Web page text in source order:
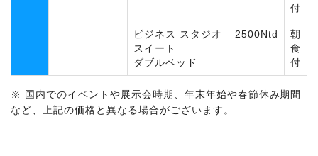
付
ビジネス スタジオ
スイート
ダブルベッド
2500Ntd
朝
食
付
※ 国内でのイベントや展示会時期、年末年始や春節休み期間
など、上記の価格と異なる場合がございます。